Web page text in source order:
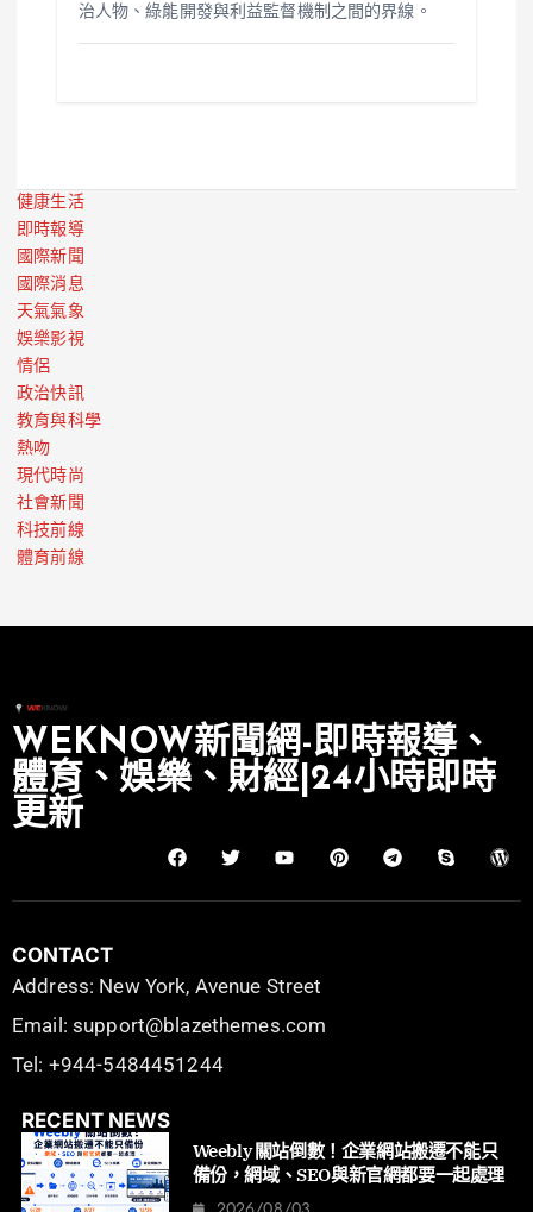
治人物、綠能開發與利益監督機制之間的界線。
健康生活
即時報導
國際新聞
國際消息
天氣氣象
娛樂影視
情侶
政治快訊
教育與科學
熱吻
現代時尚
社會新聞
科技前線
體育前線
WEKNOW新聞網-即時報導、
體育、娛樂、財經|24小時即時
更新
CONTACT
Address: New York, Avenue Street
Email: support@blazethemes.com
Tel: +944-5484451244
RECENT NEWS
Weebly 關站倒數！企業網站搬遷不能只
備份，網域、SEO與新官網都要一起處理